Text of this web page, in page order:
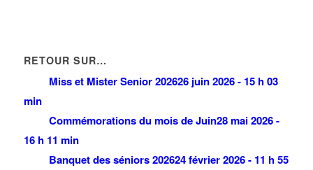
RETOUR SUR…
Miss et Mister Senior 202626 juin 2026 - 15 h 03
min
Commémorations du mois de Juin28 mai 2026 -
16 h 11 min
Banquet des séniors 202624 février 2026 - 11 h 55